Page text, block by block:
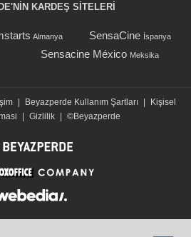
KARDEŞ SİTELERİ
Almanya SensaCine İspanya
Sensacine México Meksika
| Beyazperde Kullanım Şartları |
Kişisel
| Gizlilik | ©Beyazperde